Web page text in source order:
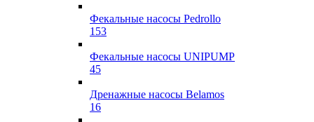
Фекальные насосы Pedrollo
153
Фекальные насосы UNIPUMP
45
Дренажные насосы Belamos
16